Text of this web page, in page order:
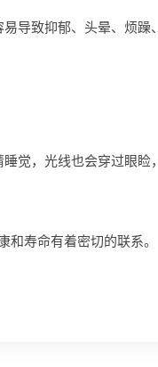
导致抑郁、头晕、烦躁、
觉，光线也会穿过眼睑，
寿命有着密切的联系。